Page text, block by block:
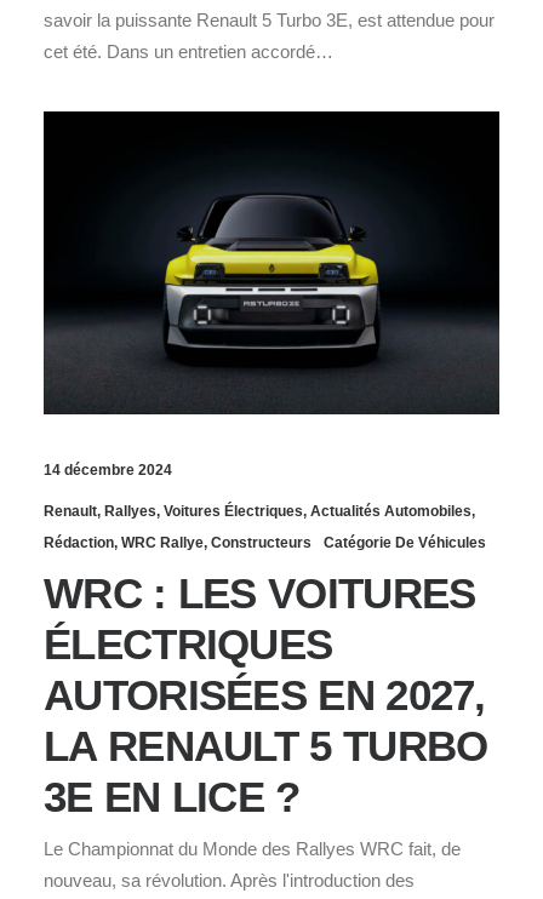
savoir la puissante Renault 5 Turbo 3E, est attendue pour
cet été. Dans un entretien accordé…
14 décembre 2024
Renault, Rallyes, Voitures Électriques, Actualités Automobiles,
Rédaction, WRC Rallye, Constructeurs Catégorie De Véhicules
WRC : LES VOITURES
ÉLECTRIQUES
AUTORISÉES EN 2027,
LA RENAULT 5 TURBO
3E EN LICE ?
Le Championnat du Monde des Rallyes WRC fait, de
nouveau, sa révolution. Après l'introduction des